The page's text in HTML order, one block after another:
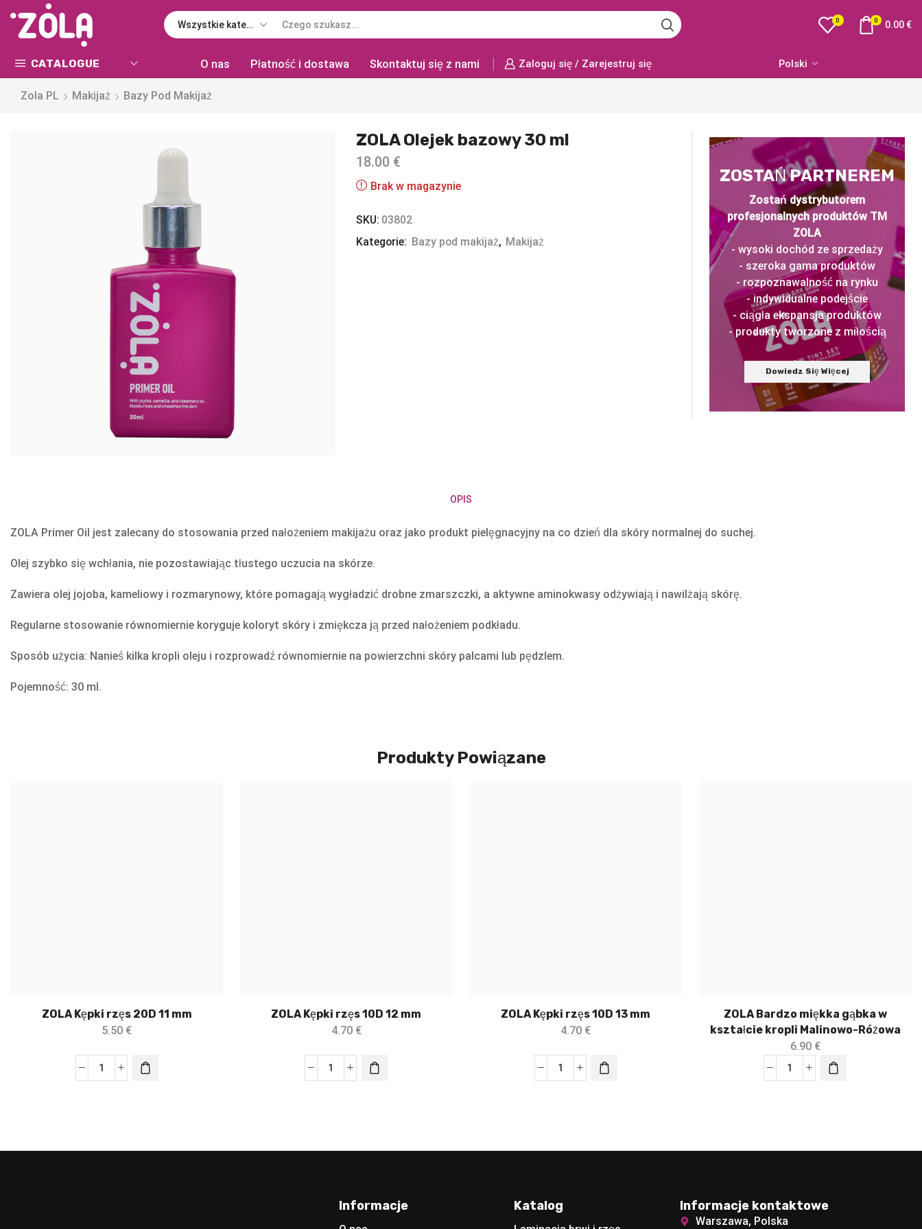
0 0 0.00€
CATALOGUE O nas Płatność i dostawa Skontaktuj się z nami Zaloguj się / Zarejestruj się Polski
Zola PL Makijaż Bazy Pod Makijaż
ZOLA Olejek bazowy 30 ml
18.00 €
Brak w magazynie
SKU: 03802
Kategorie: Bazy pod makijaż, Makijaż
ZOSTAŃ PARTNEREM
Zostań dystrybutorem
profesjonalnych produktów TM
ZOLA
- wysoki dochód ze sprzedaży
- szeroka gama produktów
- rozpoznawalność na rynku
- indywidualne podejście
- ciągła ekspansja produktów
- produkty tworzone z miłością
Dowiedz Się Więcej
OPIS
ZOLA Primer Oil jest zalecany do stosowania przed nałożeniem makijażu oraz jako produkt pielęgnacyjny na co dzień dla skóry normalnej do suchej.
Olej szybko się wchłania, nie pozostawiając tłustego uczucia na skórze.
Zawiera olej jojoba, kameliowy i rozmarynowy, które pomagają wygładzić drobne zmarszczki, a aktywne aminokwasy odżywiają i nawilżają skórę.
Regularne stosowanie równomiernie koryguje koloryt skóry i zmiękcza ją przed nałożeniem podkładu.
Sposób użycia: Nanieś kilka kropli oleju i rozprowadź równomiernie na powierzchni skóry palcami lub pędzlem.
Pojemność: 30 ml.
Produkty Powiązane
ZOLA Kępki rzęs 20D 11 mm
5.50 €
ZOLA Kępki rzęs 10D 12 mm
4.70 €
ZOLA Kępki rzęs 10D 13 mm
4.70 €
ZOLA Bardzo miękka gąbka w
kształcie kropli Malinowo-Różowa
6.90 €
Informacje Katalog Informacje kontaktowe
Warszawa, Polska